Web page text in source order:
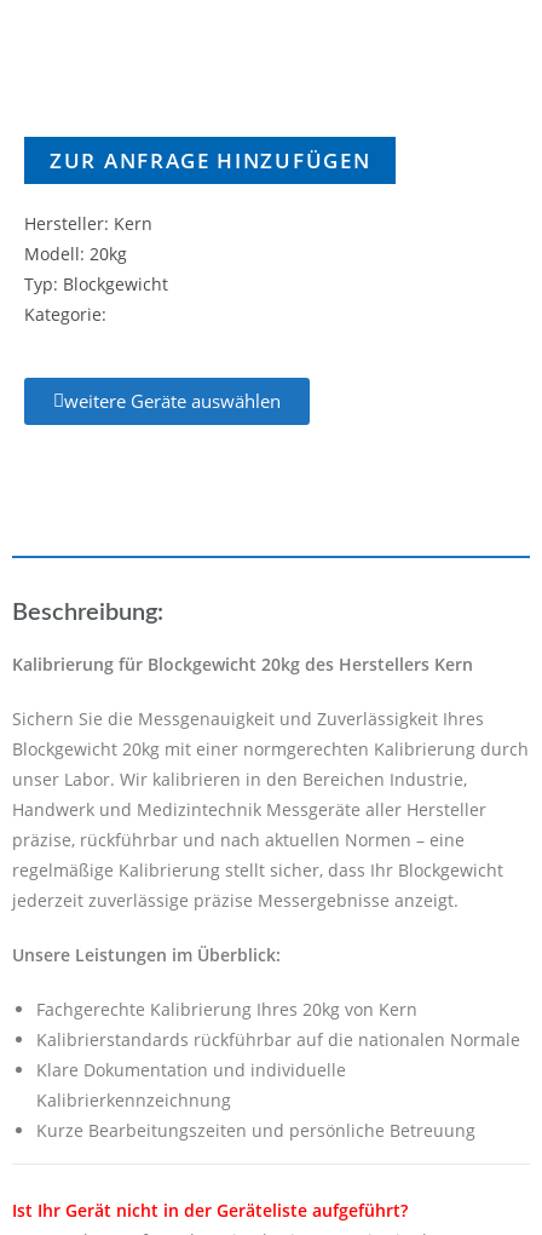
ZUR ANFRAGE HINZUFÜGEN
Hersteller: Kern
Modell: 20kg
Typ: Blockgewicht
Kategorie:
weitere Geräte auswählen
Beschreibung:
Kalibrierung für Blockgewicht 20kg des Herstellers Kern
Sichern Sie die Messgenauigkeit und Zuverlässigkeit Ihres
Blockgewicht 20kg mit einer normgerechten Kalibrierung durch
unser Labor. Wir kalibrieren in den Bereichen Industrie,
Handwerk und Medizintechnik Messgeräte aller Hersteller
präzise, rückführbar und nach aktuellen Normen – eine
regelmäßige Kalibrierung stellt sicher, dass Ihr Blockgewicht
jederzeit zuverlässige präzise Messergebnisse anzeigt.
Unsere Leistungen im Überblick:
Fachgerechte Kalibrierung Ihres 20kg von Kern
Kalibrierstandards rückführbar auf die nationalen Normale
Klare Dokumentation und individuelle
Kalibrierkennzeichnung
Kurze Bearbeitungszeiten und persönliche Betreuung
Ist Ihr Gerät nicht in der Geräteliste aufgeführt?